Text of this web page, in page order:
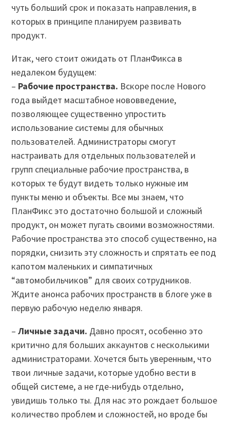
чуть больший срок и показать направления, в
которых в принципе планируем развивать
продукт.
Итак, чего стоит ожидать от ПланФикса в
недалеком будущем:
– Рабочие пространства. Вскоре после Нового
года выйдет масштабное нововведение,
позволяющее существенно упростить
использование системы для обычных
пользователей. Администраторы смогут
настраивать для отдельных пользователей и
групп специальные рабочие пространства, в
которых те будут видеть только нужные им
пункты меню и объекты. Все мы знаем, что
ПланФикс это достаточно большой и сложный
продукт, он может пугать своими возможностями.
Рабочие пространства это способ существенно, на
порядки, снизить эту сложность и спрятать ее под
капотом маленьких и симпатичных
“автомобильчиков” для своих сотрудников.
Ждите анонса рабочих пространств в блоге уже в
первую рабочую неделю января.
–Личные задачи. Давно просят, особенно это
критично для больших аккаунтов с несколькими
администраторами. Хочется быть уверенным, что
твои личные задачи, которые удобно вести в
общей системе, а не где-нибудь отдельно,
увидишь только ты. Для нас это рождает большое
количество проблем и сложностей, но вроде бы